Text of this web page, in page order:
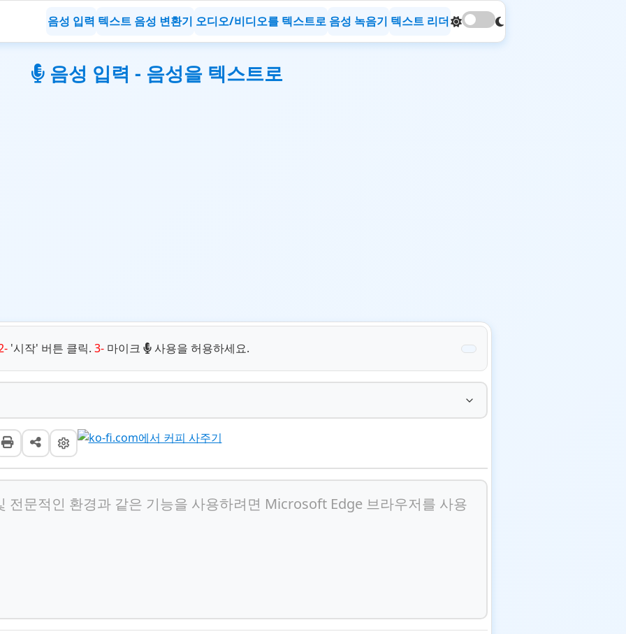
음성 입력 텍스트 음성 변환기 오디오/비디오를 텍스트로 음성 녹음기 텍스트 리더
음성 입력 - 음성을 텍스트로
'시작' 버튼 클릭. 3-마이크 사용을 허용하세요.